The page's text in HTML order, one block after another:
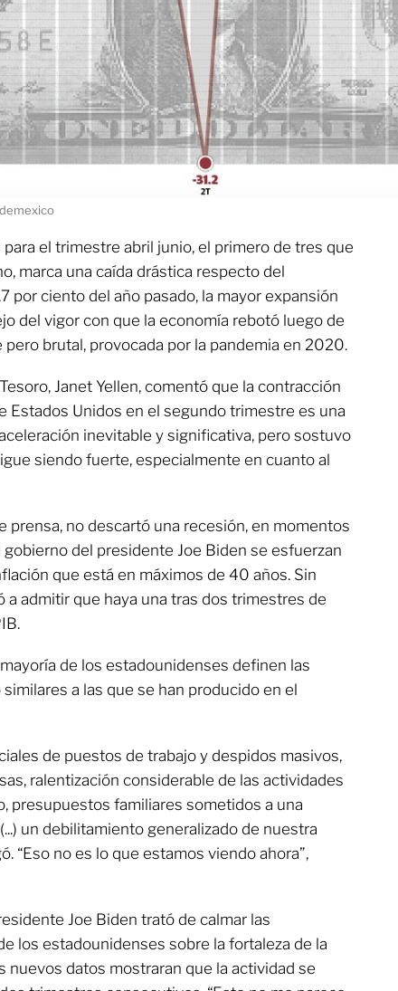
para el trimestre abril junio, el primero de tres que
marca una caída drástica respecto del
por ciento del año pasado, la mayor expansión
del vigor con que la economía rebotó luego de
pero brutal, provocada por la pandemia en 2020.
Janet Yellen, comentó que la contracción
Estados Unidos en el segundo trimestre es una
inevitable y significativa, pero sostuvo
siendo fuerte, especialmente en cuanto al
prensa, no descartó una recesión, en momentos
gobierno del presidente Joe Biden se esfuerzan
que está en máximos de 40 años. Sin
a admitir que haya una tras dos trimestres de
de los estadounidenses definen las
a las que se han producido en el
de puestos de trabajo y despidos masivos,
ralentización considerable de las actividades
presupuestos familiares sometidos a una
un debilitamiento generalizado de nuestra
“Eso no es lo que estamos viendo ahora”,
Joe Biden trató de calmar las
los estadounidenses sobre la fortaleza de la
nuevos datos mostraran que la actividad se